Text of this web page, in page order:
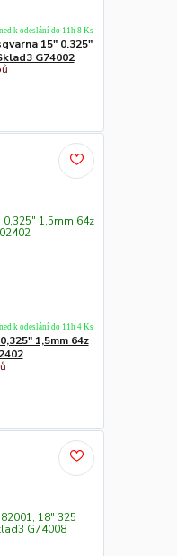
15" 0.325"
G74002
k odeslání do 11h 8 Ks
1,5mm 64z
k odeslání do 11h 4 Ks